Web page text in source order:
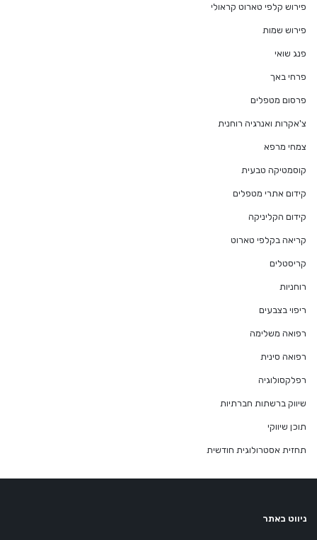
פירוש קלפי טארוט קראולי
פירוש שמות
פנג שואי
פרחי באך
פרסום מטפלים
צ'אקרות ואנרגיה רוחנית
צמחי מרפא
קוסמטיקה טבעית
קידום אתרי מטפלים
קידום הקליניקה
קריאה בקלפי טארוט
קריסטלים
רוחניות
ריפוי בצבעים
רפואה משלימה
רפואה סינית
רפלקסולוגיה
שיווק ברשתות חברתיות
תוכן שיווקי
תחזית אסטרולוגית חודשית
ניווט באתר